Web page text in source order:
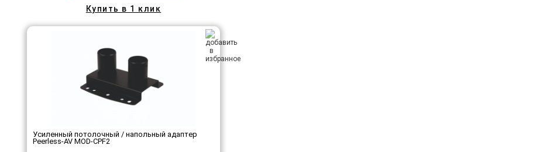
Купить в 1 клик
Усиленный потолочный / напольный адаптер
Peerless-AV MOD-CPF2